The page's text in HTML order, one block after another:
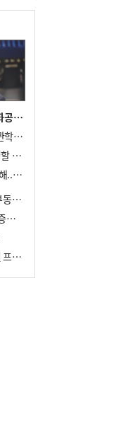
이 대통령, "메아리 없는 함성 같지만 평화공존책 계속해야"
이 대통령 "육사가 쿠데타 3번 벌여…사관학교 통합 신속히 추진"
李 “형소법 개정 논란 있으나 입법권 부정할 만큼은 아냐”(종합)
이 대통령 "의견 다르다고 거부권 사용못해.. 입법권 부정할 상황이라 보기 어려워"
부정평가 첫 50% 넘어선 李, 귀국 직후 부동산·증시 점검(종합)
이 대통령 지지율 45.9% 취임 후 최저…증시 폭락·연임 개헌 논란 영향
李대통령, 남미 3개국 순방 마무리…독일 프랑크푸르트 향해 출발